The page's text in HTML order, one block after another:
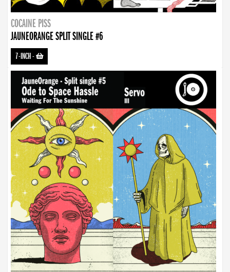
COCAINE PISS
JAUNEORANGE SPLIT SINGLE #6
7-INCH-